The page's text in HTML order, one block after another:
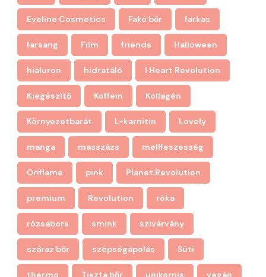
Eveline Cosmetics Fakó bőr farkas
farsang Film friends Halloween
hialuron hidratáló I Heart Revolution
Kiegészítő Koffein Kollagén
Környezetbarát L-karnitin Lovely
manga masszázs mellfeszesség
Oriflame pink Planet Revolution
premium Revolution róka
rózsabors smink szivárvány
száraz bőr szépségápolás Süti